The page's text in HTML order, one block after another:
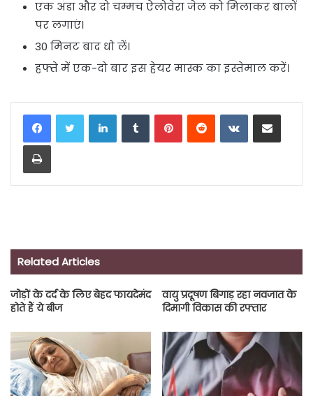
एक अंडा और दो चम्मच ऐलोवेरा जेल को मिलाकर बालों
पर लगाएं।
30 मिनट बाद धो लें।
हफ्ते में एक-दो बार इस हेयर मास्क का इस्तेमाल करें।
LinkedInTumblrPinterestReddit VKontakteShare via Email
Print
Related Articles
जोड़ों के दर्द के लिए बेहद फायदेमंद
होते हैं ये बीज
वायु प्रदूषण बिगाड़ रहा नवजात के
दिमागी विकास की रफ्तार